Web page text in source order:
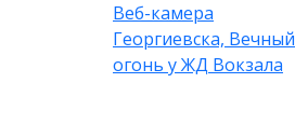
Веб-камера
Георгиевска, Вечный
огонь у ЖД Вокзала